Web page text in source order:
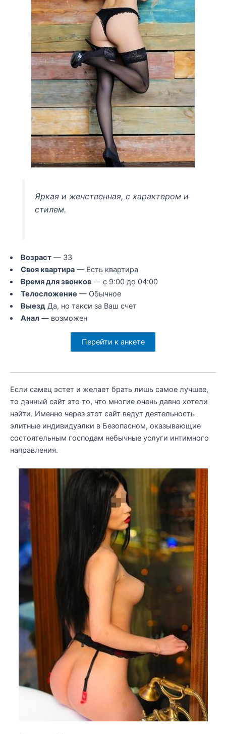
Яркая и женственная, с характером и
стилем.
Возраст— 33
Своя квартира— Есть квартира
Время для звонков— с 9:00 до 04:00
Телосложение — Обычное
ВыездДа, но такси за Ваш счет
Анал — возможен
Перейти к анкете
Если самец эстет и желает брать лишь самое лучшее,
то данный сайт это то, что многие очень давно хотели
найти. Именно через этот сайт ведут деятельность
элитные индивидуалки в Безопасном, оказывающие
состоятельным господам небычные услуги интимного
направления.